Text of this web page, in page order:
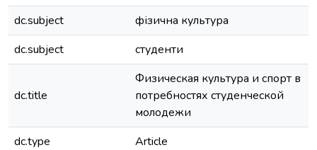
dc.subject
фізична культура
dc.subject
студенти
dc.title
Физическая культура и спорт в
потребностях студенческой
молодежи
dc.type
Article